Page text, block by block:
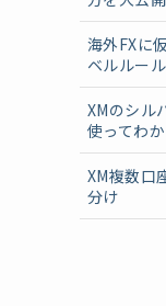
海外FXに
ベルルー
XMのシル
使ってわ
XM複数口
分け